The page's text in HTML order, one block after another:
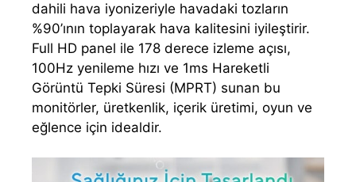
dahili hava iyonizeriyle havadaki tozların
%90’ının toplayarak hava kalitesini iyileştirir.
Full HD panel ile 178 derece izleme açısı,
100Hz yenileme hızı ve 1ms Hareketli
Görüntü Tepki Süresi (MPRT) sunan bu
monitörler, üretkenlik, içerik üretimi, oyun ve
eğlence için idealdir.